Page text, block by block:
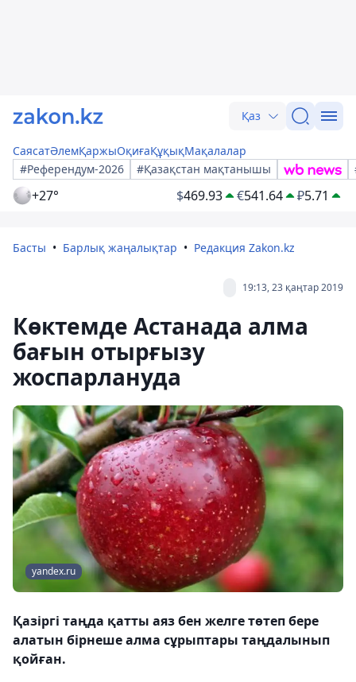
Қаз
СаясатӘлемҚаржыОқиғаҚұқықМақалалар
#Референдум-2026
#Қазақстан мақтанышы
+27° $469.93 €541.64 ₽5.71
Басты Барлық жаңалықтар Редакция Zakon.kz
19:13, 23 қаңтар 2019
Көктемде Астанада алма
бағын отырғызу
жоспарлануда
yandex.ru
Қазіргі таңда қатты аяз бен желге төтеп бере
алатын бірнеше алма сұрыптары таңдалынып
қойған.